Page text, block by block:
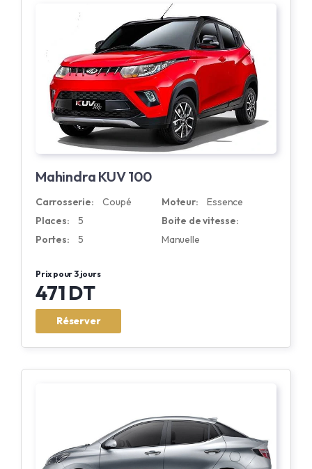
Mahindra KUV 100
Carrosserie:
Coupé
Places:
5
Portes:
5
Moteur:
Essence
Boite de vitesse:
Manuelle
Prix pour 3 jours
471 DT
Réserver